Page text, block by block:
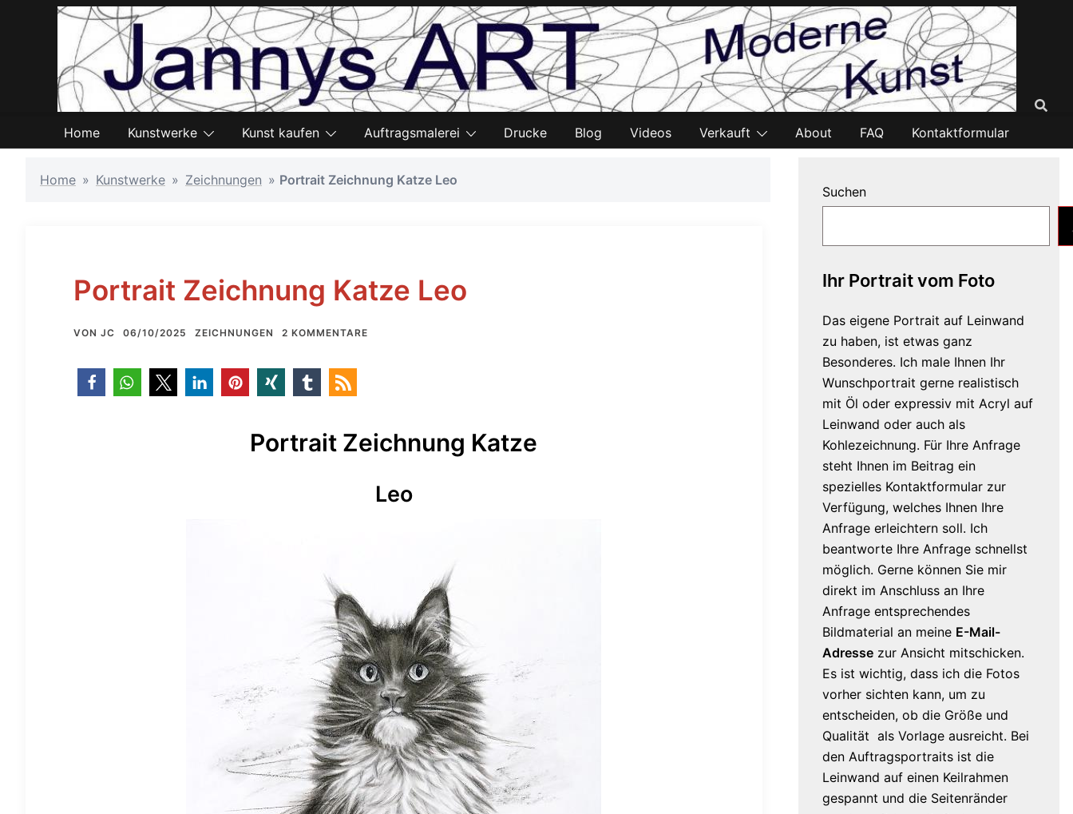
Home Kunstwerke Kunst kaufen Auftragsmalerei Drucke Blog Videos Verkauft About FAQ Kontaktformular
Home » Kunstwerke » Zeichnungen » Portrait Zeichnung Katze Leo
Portrait Zeichnung Katze Leo
VON JC 06/10/2025 ZEICHNUNGEN 2 KOMMENTARE
Portrait Zeichnung Katze
Leo
Suchen
Ihr Portrait vom Foto
Das eigene Portrait auf Leinwand
zu haben, ist etwas ganz
Besonderes. Ich male Ihnen Ihr
Wunschportrait gerne realistisch
mit Öl oder expressiv mit Acryl auf
Leinwand oder auch als
Kohlezeichnung. Für Ihre Anfrage
steht Ihnen im Beitrag ein
spezielles Kontaktformular zur
Verfügung, welches Ihnen Ihre
Anfrage erleichtern soll. Ich
beantworte Ihre Anfrage schnellst
möglich. Gerne können Sie mir
direkt im Anschluss an Ihre
Anfrage entsprechendes
Bildmaterial an meine E-Mail-
Adressezur Ansicht mitschicken.
Es ist wichtig, dass ich die Fotos
vorher sichten kann, um zu
entscheiden, ob die Größe und
Qualität als Vorlage ausreicht. Bei
den Auftragsportraits ist die
Leinwand auf einen Keilrahmen
gespannt und die Seitenränder